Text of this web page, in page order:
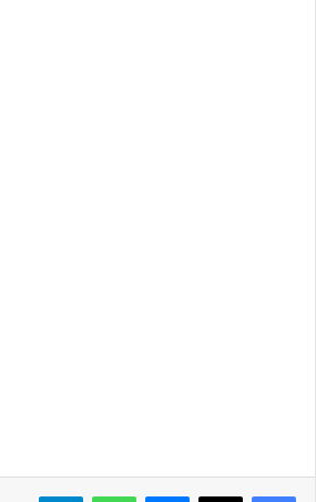
ماسنجر واتساب تيلقرام